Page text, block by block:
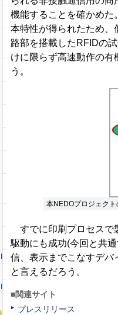
機能することを確かめた
本特性が得られたため、
路部を搭載したRFIDの
けに限らず高速動作の
う。
本NEDOプロジェクト
すでに印刷プロセスで
駆動にも成功(今回と共
信、表示までこなすデバ
と言えるだろう。
■関連サイト
プレスリリース